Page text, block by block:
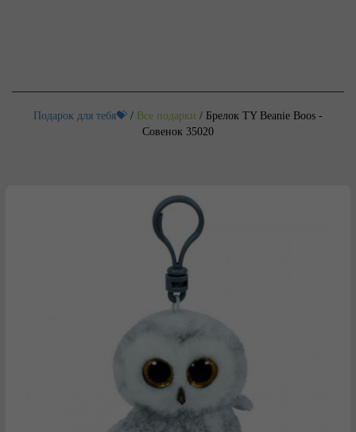
Подарок для тебя💝 / Все подарки / Брелок TY Beanie Boos -
Совенок 35020